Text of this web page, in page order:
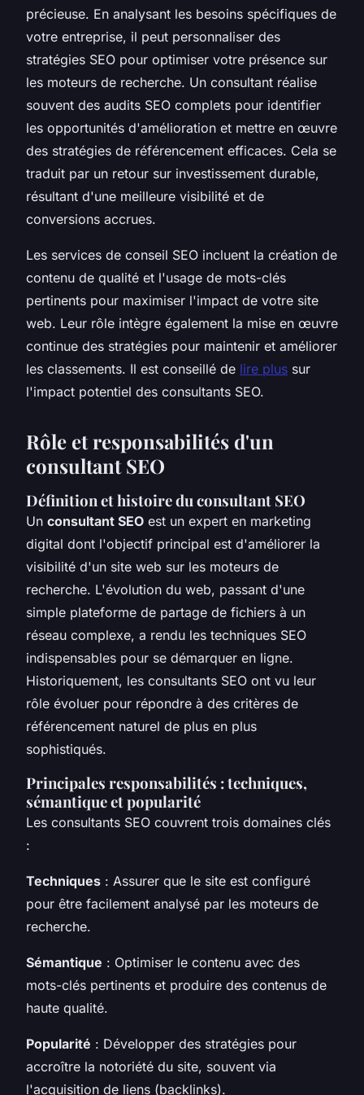
précieuse. En analysant les besoins spécifiques de
votre entreprise, il peut personnaliser des
stratégies SEO pour optimiser votre présence sur
les moteurs de recherche. Un consultant réalise
souvent des audits SEO complets pour identifier
les opportunités d'amélioration et mettre en œuvre
des stratégies de référencement efficaces. Cela se
traduit par un retour sur investissement durable,
résultant d'une meilleure visibilité et de
conversions accrues.
Les services de conseil SEO incluent la création de
contenu de qualité et l'usage de mots-clés
pertinents pour maximiser l'impact de votre site
web. Leur rôle intègre également la mise en œuvre
continue des stratégies pour maintenir et améliorer
les classements. Il est conseillé de lire plus sur
l'impact potentiel des consultants SEO.
Rôle et responsabilités d'un
consultant SEO
Définition et histoire du consultant SEO
Un consultant SEO est un expert en marketing
digital dont l'objectif principal est d'améliorer la
visibilité d'un site web sur les moteurs de
recherche. L'évolution du web, passant d'une
simple plateforme de partage de fichiers à un
réseau complexe, a rendu les techniques SEO
indispensables pour se démarquer en ligne.
Historiquement, les consultants SEO ont vu leur
rôle évoluer pour répondre à des critères de
référencement naturel de plus en plus
sophistiqués.
Principales responsabilités : techniques,
sémantique et popularité
Les consultants SEO couvrent trois domaines clés
:
Techniques : Assurer que le site est configuré
pour être facilement analysé par les moteurs de
recherche.
Sémantique : Optimiser le contenu avec des
mots-clés pertinents et produire des contenus de
haute qualité.
Popularité : Développer des stratégies pour
accroître la notoriété du site, souvent via
l'acquisition de liens (backlinks).